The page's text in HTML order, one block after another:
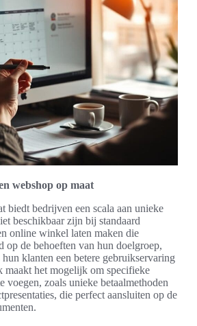
webshop op maat
biedt bedrijven een scala aan unieke
beschikbaar zijn bij standaard
online winkel laten maken die
op de behoeften van hun doelgroep,
klanten een betere gebruikservaring
maakt het mogelijk om specifieke
voegen, zoals unieke betaalmethoden
die perfect aansluiten op de